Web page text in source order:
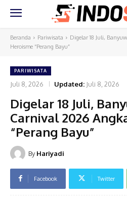
Beranda Pariwisata
Digelar 18 Juli,
Heroisme “Perang Bayu”
PARIWISATA
Juli 8, 2026 Updated: Juli 8, 2026
Digelar 18 Juli,
Carnival 2026
“Perang Bayu”
By Hariyadi
Facebook Twitter